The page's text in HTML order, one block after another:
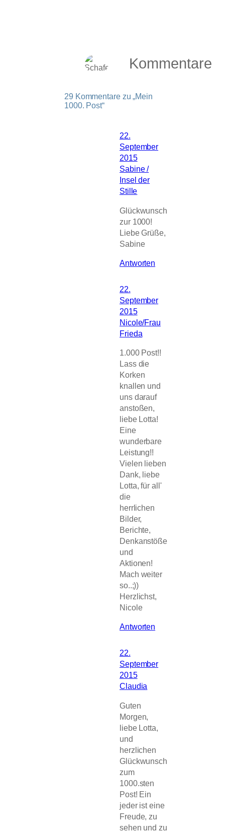
Kommentare
29 Kommentare zu „Mein
1000. Post“
22.
September
2015
Sabine /
Insel der
Stille
Glückwunsch
zur 1000!
Liebe Grüße,
Sabine
Antworten
22.
September
2015
Nicole/Frau
Frieda
1.000 Post!!
Lass die
Korken
knallen und
uns darauf
anstoßen,
liebe Lotta!
Eine
wunderbare
Leistung!!
Vielen lieben
Dank, liebe
Lotta, für all'
die
herrlichen
Bilder,
Berichte,
Denkanstöße
und
Aktionen!
Mach weiter
so..;))
Herzlichst,
Nicole
Antworten
22.
September
2015
Claudia
Guten
Morgen,
liebe Lotta,
und
herzlichen
Glückwunsch
zum
1000.sten
Post! Ein
jeder ist eine
Freude, zu
sehen und zu